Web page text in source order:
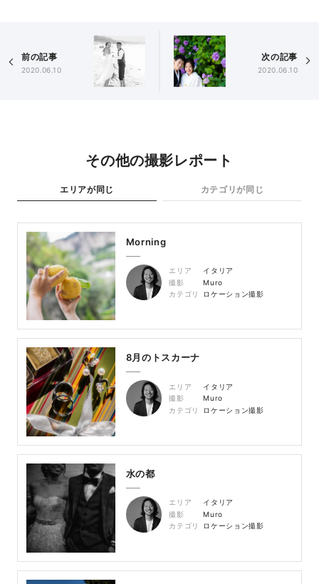
前の記事
2020.06.10
次の記事
2020.06.10
その他の撮影レポート
エリアが同じ カテゴリが同じ
Morning
エリア
イタリア
撮影
Muro
カテゴリ
ロケーション撮影
8月のトスカーナ
エリア
イタリア
撮影
Muro
カテゴリ
ロケーション撮影
水の都
エリア
イタリア
撮影
Muro
カテゴリ
ロケーション撮影